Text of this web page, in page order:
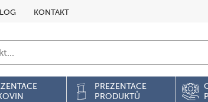
KONTAKT
PREZENTACE
PRODUKTŮ